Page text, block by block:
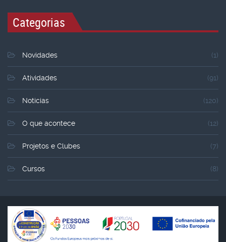
Categorias
Novidades (1)
Atividades (91)
Noticias (120)
O que acontece (12)
Projetos e Clubes (7)
Cursos (8)